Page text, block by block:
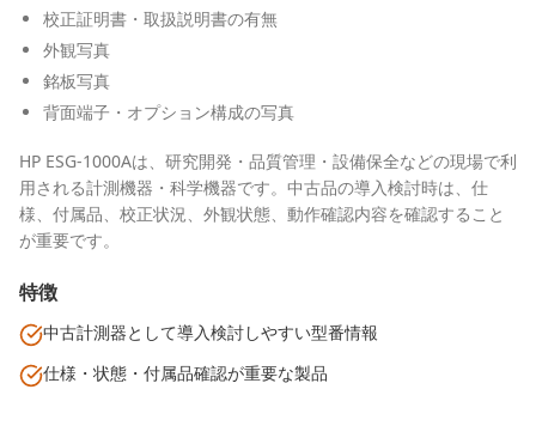
校正証明書・取扱説明書の有無
外観写真
銘板写真
背面端子・オプション構成の写真
HP ESG-1000Aは、研究開発・品質管理・設備保全などの現場で利
用される計測機器・科学機器です。中古品の導入検討時は、仕
様、付属品、校正状況、外観状態、動作確認内容を確認すること
が重要です。
特徴
中古計測器として導入検討しやすい型番情報
仕様・状態・付属品確認が重要な製品